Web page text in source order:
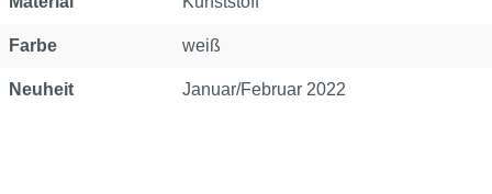
Farbe weiß
Neuheit Januar/Februar 2022